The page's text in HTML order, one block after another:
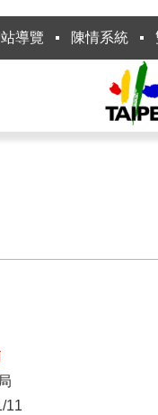
導覽 陳情系統
11